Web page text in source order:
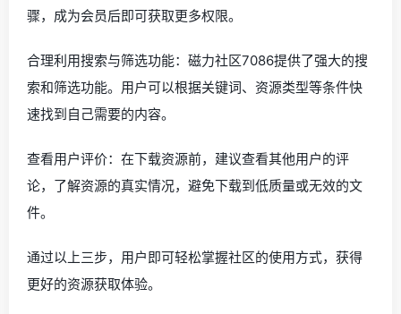
骤，成为会员后即可获取更多权限。
合理利用搜索与筛选功能：磁力社区7086提供了强大的搜
索和筛选功能。用户可以根据关键词、资源类型等条件快
速找到自己需要的内容。
查看用户评价：在下载资源前，建议查看其他用户的评
论，了解资源的真实情况，避免下载到低质量或无效的文
件。
通过以上三步，用户即可轻松掌握社区的使用方式，获得
更好的资源获取体验。